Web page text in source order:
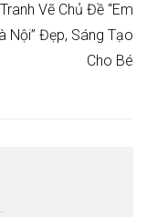
Vẽ Chủ Đề “Em
Nội” Đẹp, Sáng Tạo
Cho Bé